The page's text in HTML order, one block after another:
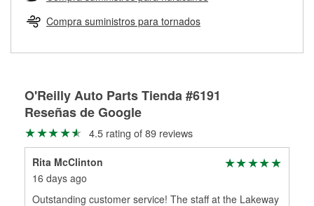
Herramientas de O'Reilly
pueden ser reutilizados, podemos ayudarte a encontrar las
partes de reemplazo correctas para tu reparación.
Rectificación de tambores y discos de freno
Compra suministros para tornados
O'Reilly Auto Parts Tienda #6191
Reseñas de Google
4.5 rating of 89 reviews
Rita McClinton
16 days ago
Outstanding customer service! The staff at the Lakeway